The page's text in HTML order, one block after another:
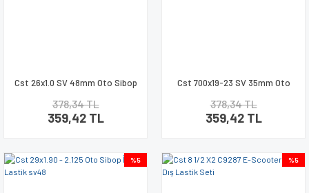
Cst 26x1.0 SV 48mm Oto Sibop
378,34 TL
359,42 TL
Cst 700x19-23 SV 35mm Oto
378,34 TL
359,42 TL
%5 %5